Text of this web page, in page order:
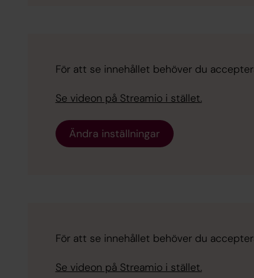
För att se innehållet behöver du
Se videon på Streamio i stället.
Ändra inställningar
För att se innehållet behöver du
Se videon på Streamio i stället.